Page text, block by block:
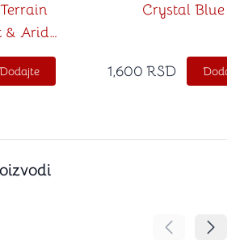
& Arid
Dodajte
Crystal Blue
1,600 RSD
Pomeranje